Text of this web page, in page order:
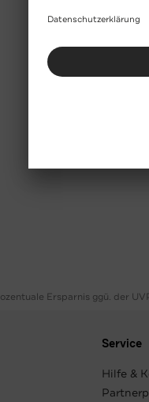
Ersparnis ggü. der
Service
Hilfe &